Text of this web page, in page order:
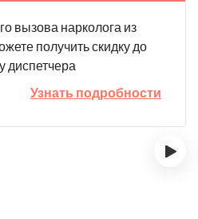
вызова нарколога из
получить скидку до
диспетчера
Узнать подробности
›